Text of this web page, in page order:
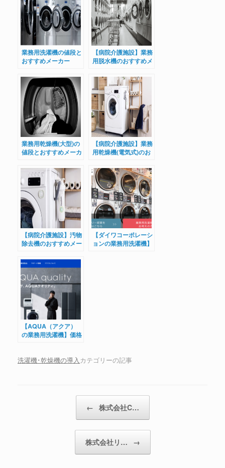
業務用洗濯機の値段と
おすすめメーカー
【病院介護施設】業務
用脱水機のおすすめメ
業務用乾燥機(大型)の
値段とおすすめメーカ
【病院介護施設】業務
用乾燥機(電気式)のお
相場
【病院介護施設】汚物
除去機のおすすめメー
【ダイワコーポレーシ
ョンの業務用洗濯機】
【AQUA（アクア）
の業務用洗濯機】価格
洗濯機･乾燥機の導入 カテゴリーの記事
投稿ナビゲーション
← 株式会社C…
株式会社リ… →